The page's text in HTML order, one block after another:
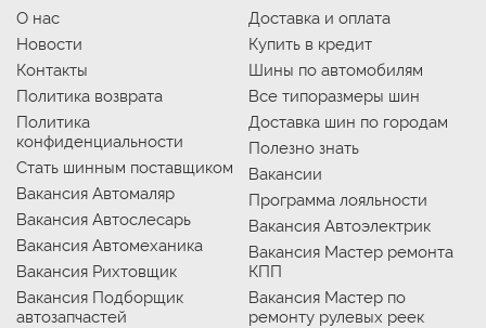
О нас
Новости
Контакты
Политика возврата
Политика
конфиденциальности
Стать шинным поставщиком
Вакансия Автомаляр
Вакансия Автослесарь
Вакансия Автомеханика
Вакансия Рихтовщик
Вакансия Подборщик
автозапчастей
Доставка и оплата
Купить в кредит
Шины по автомобилям
Все типоразмеры шин
Доставка шин по городам
Полезно знать
Вакансии
Программа лояльности
Вакансия Автоэлектрик
Вакансия Мастер ремонта
КПП
Вакансия Мастер по
ремонту рулевых реек